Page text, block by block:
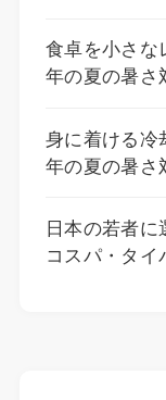
食卓を小さな
年の夏の暑さ
身に着ける冷
年の夏の暑さ
日本の若者
コスパ・タイ